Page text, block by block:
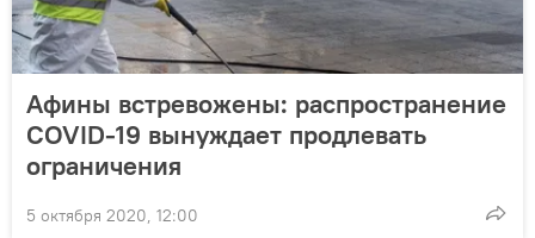
Афины встревожены: распространение
COVID-19 вынуждает продлевать
ограничения
5 октября 2020, 12:00